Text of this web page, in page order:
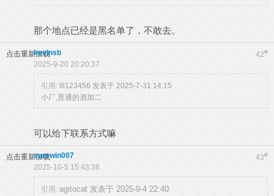
那个地点已经是黑名单了，不敢去。
点击重新加载 42#
kevinsb
2025-9-20 20:20:37
引用:
lll123456 发表于 2025-7-31 14:15
小厂,普通的酒加二
可以给下联系方式嘛
点击重新加载 43#
surewin007
2025-10-5 15:43:38
引用: agitocat 发表于 2025-9-4 22:40